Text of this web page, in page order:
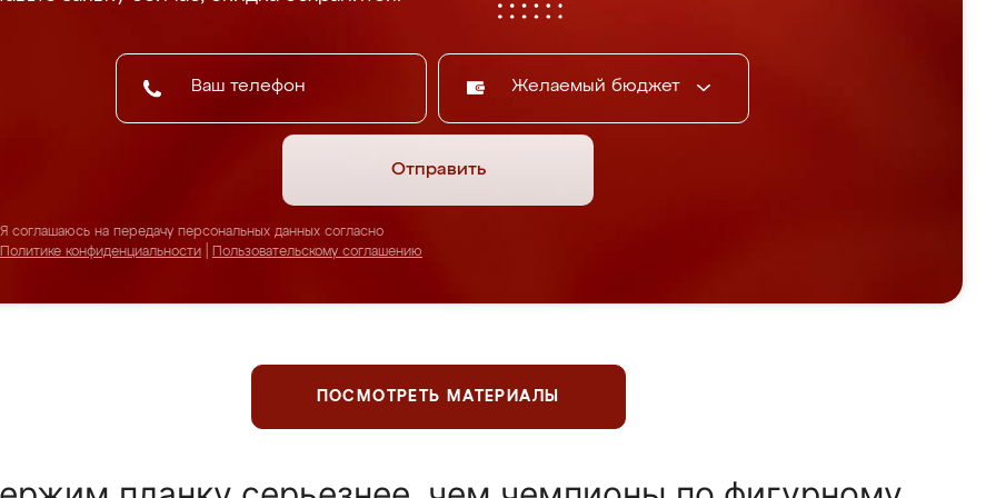
Желаемый бюджет
Отправить
Я соглашаюсь на передачу персональных данных согласно
Политике конфиденциальности
Пользовательскому соглашению
ПОСМОТРЕТЬ МАТЕРИАЛЫ